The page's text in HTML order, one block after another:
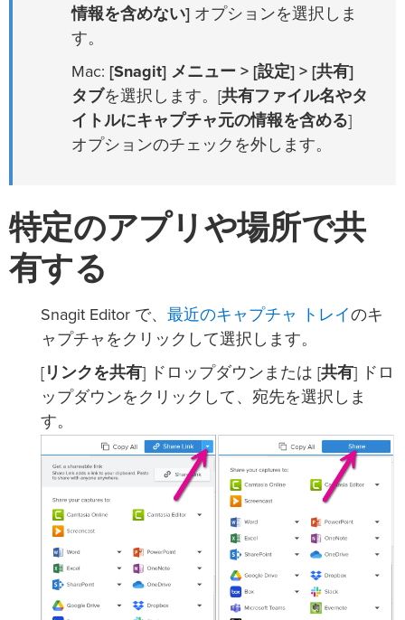
情報を含めない] オプションを選択しま
す。
Mac: [Snagit] メニュー > [設定] > [共有]
タブを選択します。[共有ファイル名やタ
イトルにキャプチャ元の情報を含める]
オプションのチェックを外します。
特定のアプリや場所で共
有する
Snagit Editor で、 最近のキャプチャ トレイのキ
ャプチャをクリックして選択します。
[ リンクを共有] ドロップダウンまたは [共有] ドロ
ップダウンをクリックして、宛先を選択しま
す。